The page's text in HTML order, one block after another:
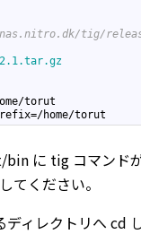
tig/
/torut
=/home/torut
に tig コマンドが
てください。
ィレクトリへ cd